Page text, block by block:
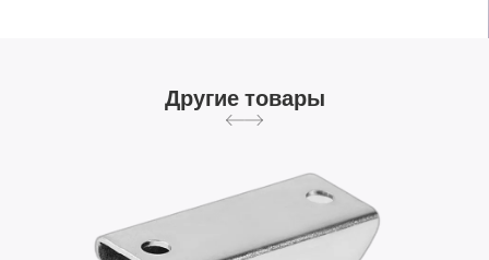
Другие товары